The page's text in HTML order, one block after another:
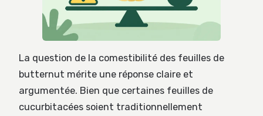
La question de la comestibilité des feuilles de
butternut mérite une réponse claire et
argumentée. Bien que certaines feuilles de
cucurbitacées soient traditionnellement